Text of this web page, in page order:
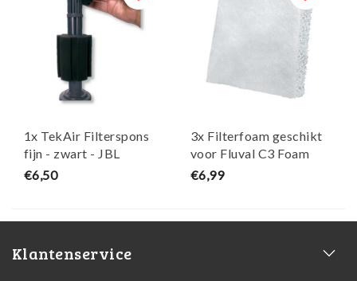
1x TekAir Filterspons
fijn - zwart - JBL
€6,50
3x Filterfoam geschikt
voor Fluval C3 Foam
Pad - Maja Koi
€6,99
Klantenservice